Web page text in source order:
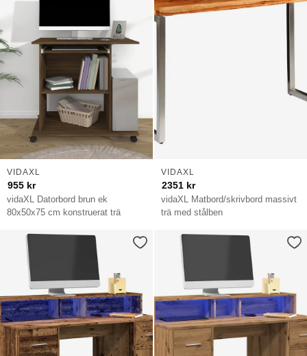
vidaXL Datorbord brun ek
80x50x75 cm konstruerat trä
VIDAXL
955 kr
vidaXL Matbord/skrivbord massivt
trä med stålben
VIDAXL
2351 kr